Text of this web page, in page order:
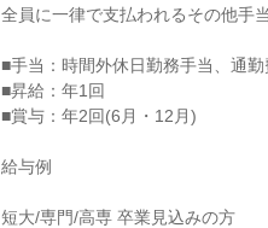
全員に一律で支払われるその他手
■手当：時間外休日勤務手当、通
■昇給：年1回
■賞与：年2回(6月・12月)
給与例
短大/専門/高専 卒業見込みの方